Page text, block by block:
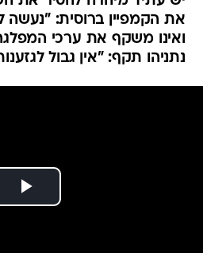
את הקמפיין ברוסית: "נעשה
ואינו משקף את ערכי
נתניהו תקף: "אין גבול